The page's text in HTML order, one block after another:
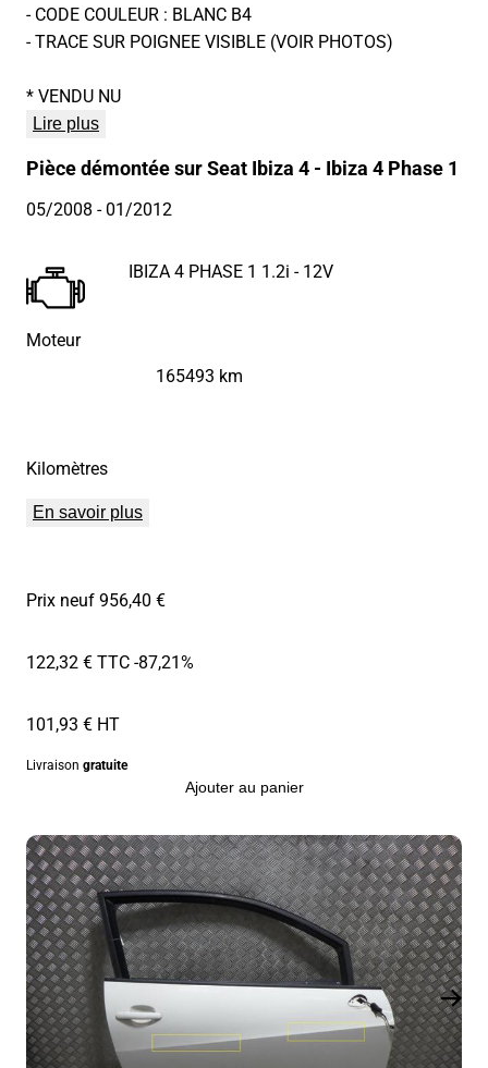
- CODE COULEUR : BLANC B4
- TRACE SUR POIGNEE VISIBLE (VOIR PHOTOS)
* VENDU NU
Lire plus
Pièce démontée sur Seat Ibiza 4 - Ibiza 4 Phase 1
05/2008- 01/2012
Moteur
IBIZA 4 PHASE 1 1.2i - 12V
Kilomètres
165493 km
En savoir plus
Prix neuf 956,40 €
122,32 € TTC-87,21%
101,93 € HT
Livraison gratuite
Ajouter au panier